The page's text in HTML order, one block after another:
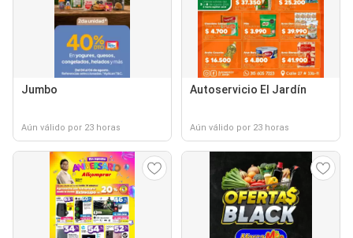
Jumbo
Aún válido por 23 horas
Autoservicio El Jardín
Aún válido por 23 horas